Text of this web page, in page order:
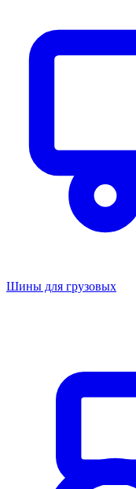
Шины для грузовых